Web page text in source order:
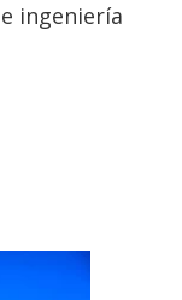
ingeniería